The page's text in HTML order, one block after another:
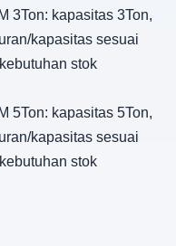
3Ton: kapasitas 3Ton,
kapasitas sesuai
stok
5Ton: kapasitas 5Ton,
kapasitas sesuai
stok